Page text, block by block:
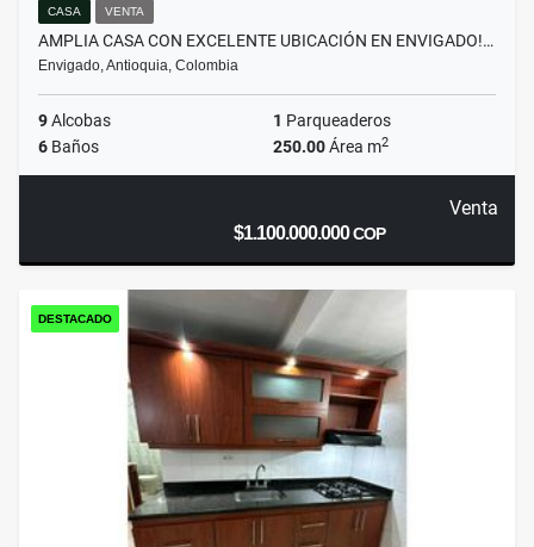
CASA VENTA
AMPLIA CASA CON EXCELENTE UBICACIÓN EN ENVIGADO!…
Envigado, Antioquia, Colombia
9Alcobas 1 Parqueaderos
6 Baños 250.00Área m2
Venta
$1.100.000.000COP
DESTACADO